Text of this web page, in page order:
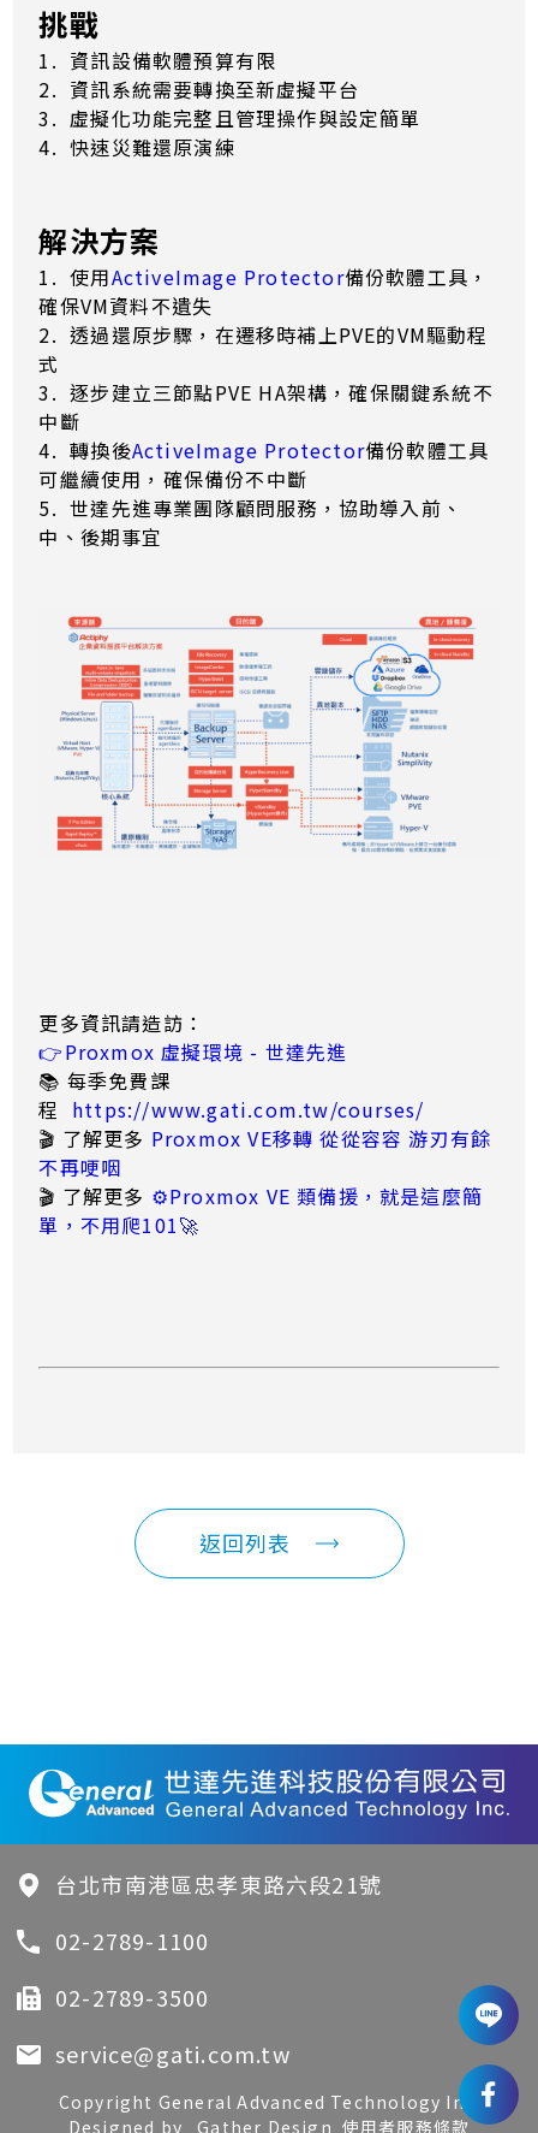
挑戰
1. 資訊設備軟體預算有限
2. 資訊系統需要轉換至新虛擬平台
3. 虛擬化功能完整且管理操作與設定簡單
4. 快速災難還原演練
解決方案
1. 使用ActiveImage Protector備份軟體工具，
確保VM資料不遺失
2. 透過還原步驟，在遷移時補上PVE的VM驅動程
式
3. 逐步建立三節點PVE HA架構，確保關鍵系統不
中斷
4. 轉換後ActiveImage Protector備份軟體工具
可繼續使用，確保備份不中斷
5. 世達先進專業團隊顧問服務，協助導入前、
中、後期事宜
更多資訊請造訪：
👉Proxmox 虛擬環境 - 世達先進
📚 每季免費課
程 https://www.gati.com.tw/courses/
🎬 了解更多 Proxmox VE移轉 從從容容 游刃有餘
不再哽咽
🎬 了解更多 ⚙️Proxmox VE 類備援，就是這麼簡
單，不用爬101🚀
返回列表
台北市南港區忠孝東路六段21號
02-2789-1100
02-2789-3500
service@gati.com.tw
Copyright General Advanced Technology Inc.
Designed by
Gather Design 使用者服務條款